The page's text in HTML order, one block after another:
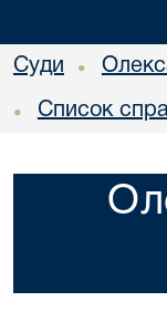
Суди •
• Список